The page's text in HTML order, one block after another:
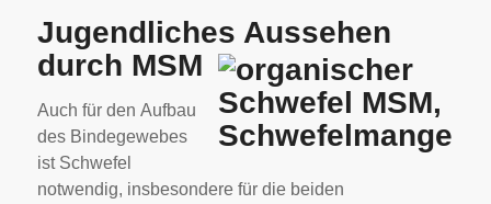
Jugendliches Aussehen
durch MSM
Auch für den Aufbau
des Bindegewebes
ist Schwefel
notwendig, insbesondere für die beiden